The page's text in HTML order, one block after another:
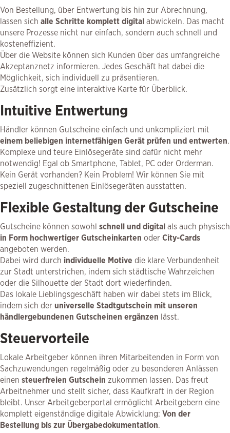
Von Bestellung, über Entwertung bis hin zur Abrechnung,
lassen sich alle Schritte komplett digital abwickeln. Das macht
unsere Prozesse nicht nur einfach, sondern auch schnell und
kosteneffizient.
Über die Website können sich Kunden über das umfangreiche
Akzeptanznetz informieren. Jedes Geschäft hat dabei die
Möglichkeit, sich individuell zu präsentieren.
Zusätzlich sorgt eine interaktive Karte für Überblick.
Intuitive Entwertung
Händler können Gutscheine einfach und unkompliziert mit
einem beliebigen internetfähigen Gerät prüfen und entwerten.
Komplexe und teure Einlösegeräte sind dafür nicht mehr
notwendig! Egal ob Smartphone, Tablet, PC oder Orderman.
Kein Gerät vorhanden? Kein Problem! Wir können Sie mit
speziell zugeschnittenen Einlösegeräten ausstatten.
Flexible Gestaltung der Gutscheine
Gutscheine können sowohl schnell und digital als auch physisch
in Form hochwertiger Gutscheinkarten oder City-Cards
angeboten werden.
Dabei wird durch individuelle Motive die klare Verbundenheit
zur Stadt unterstrichen, indem sich städtische Wahrzeichen
oder die Silhouette der Stadt dort wiederfinden.
Das lokale Lieblingsgeschäft haben wir dabei stets im Blick,
indem sich der universelle Stadtgutschein mit unseren
händlergebundenen Gutscheinen ergänzen lässt.
Steuervorteile
Lokale Arbeitgeber können ihren Mitarbeitenden in Form von
Sachzuwendungen regelmäßig oder zu besonderen Anlässen
einen steuerfreien Gutschein zukommen lassen. Das freut
Arbeitnehmer und stellt sicher, dass Kaufkraft in der Region
bleibt. Unser Arbeitgeberportal ermöglicht Arbeitgebern eine
komplett eigenständige digitale Abwicklung: Von der
Bestellung bis zur Übergabedokumentation.